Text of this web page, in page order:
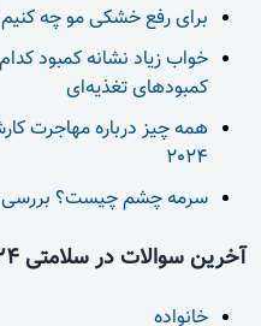
برای رفع خشکی مو چه
خواب زیاد نشانه کمبود
کمبودهای تغذیه‌ای
همه چیز درباره مهاجرت
2024
سرمه چشم چیست؟
آخرین سوالات در سلامتی 24
خانواده